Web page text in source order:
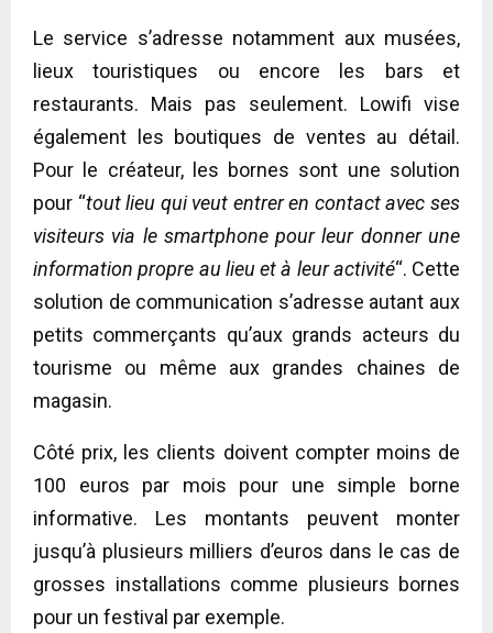
Le service s’adresse notamment aux musées,
lieux touristiques ou encore les bars et
restaurants. Mais pas seulement. Lowifi vise
également les boutiques de ventes au détail.
Pour le créateur, les bornes sont une solution
pour “tout lieu qui veut entrer en contact avec ses
visiteurs via le smartphone pour leur donner une
information propre au lieu et à leur activité“. Cette
solution de communication s’adresse autant aux
petits commerçants qu’aux grands acteurs du
tourisme ou même aux grandes chaines de
magasin.
Côté prix, les clients doivent compter moins de
100 euros par mois pour une simple borne
informative. Les montants peuvent monter
jusqu’à plusieurs milliers d’euros dans le cas de
grosses installations comme plusieurs bornes
pour un festival par exemple.